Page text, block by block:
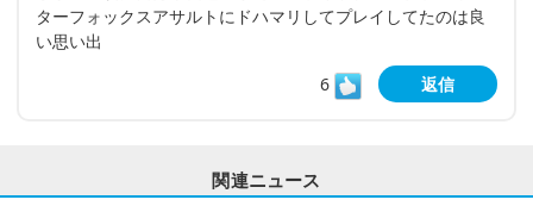
ターフォックスアサルトにドハマリしてプレイしてたのは良
い思い出
6
返信
関連ニュース